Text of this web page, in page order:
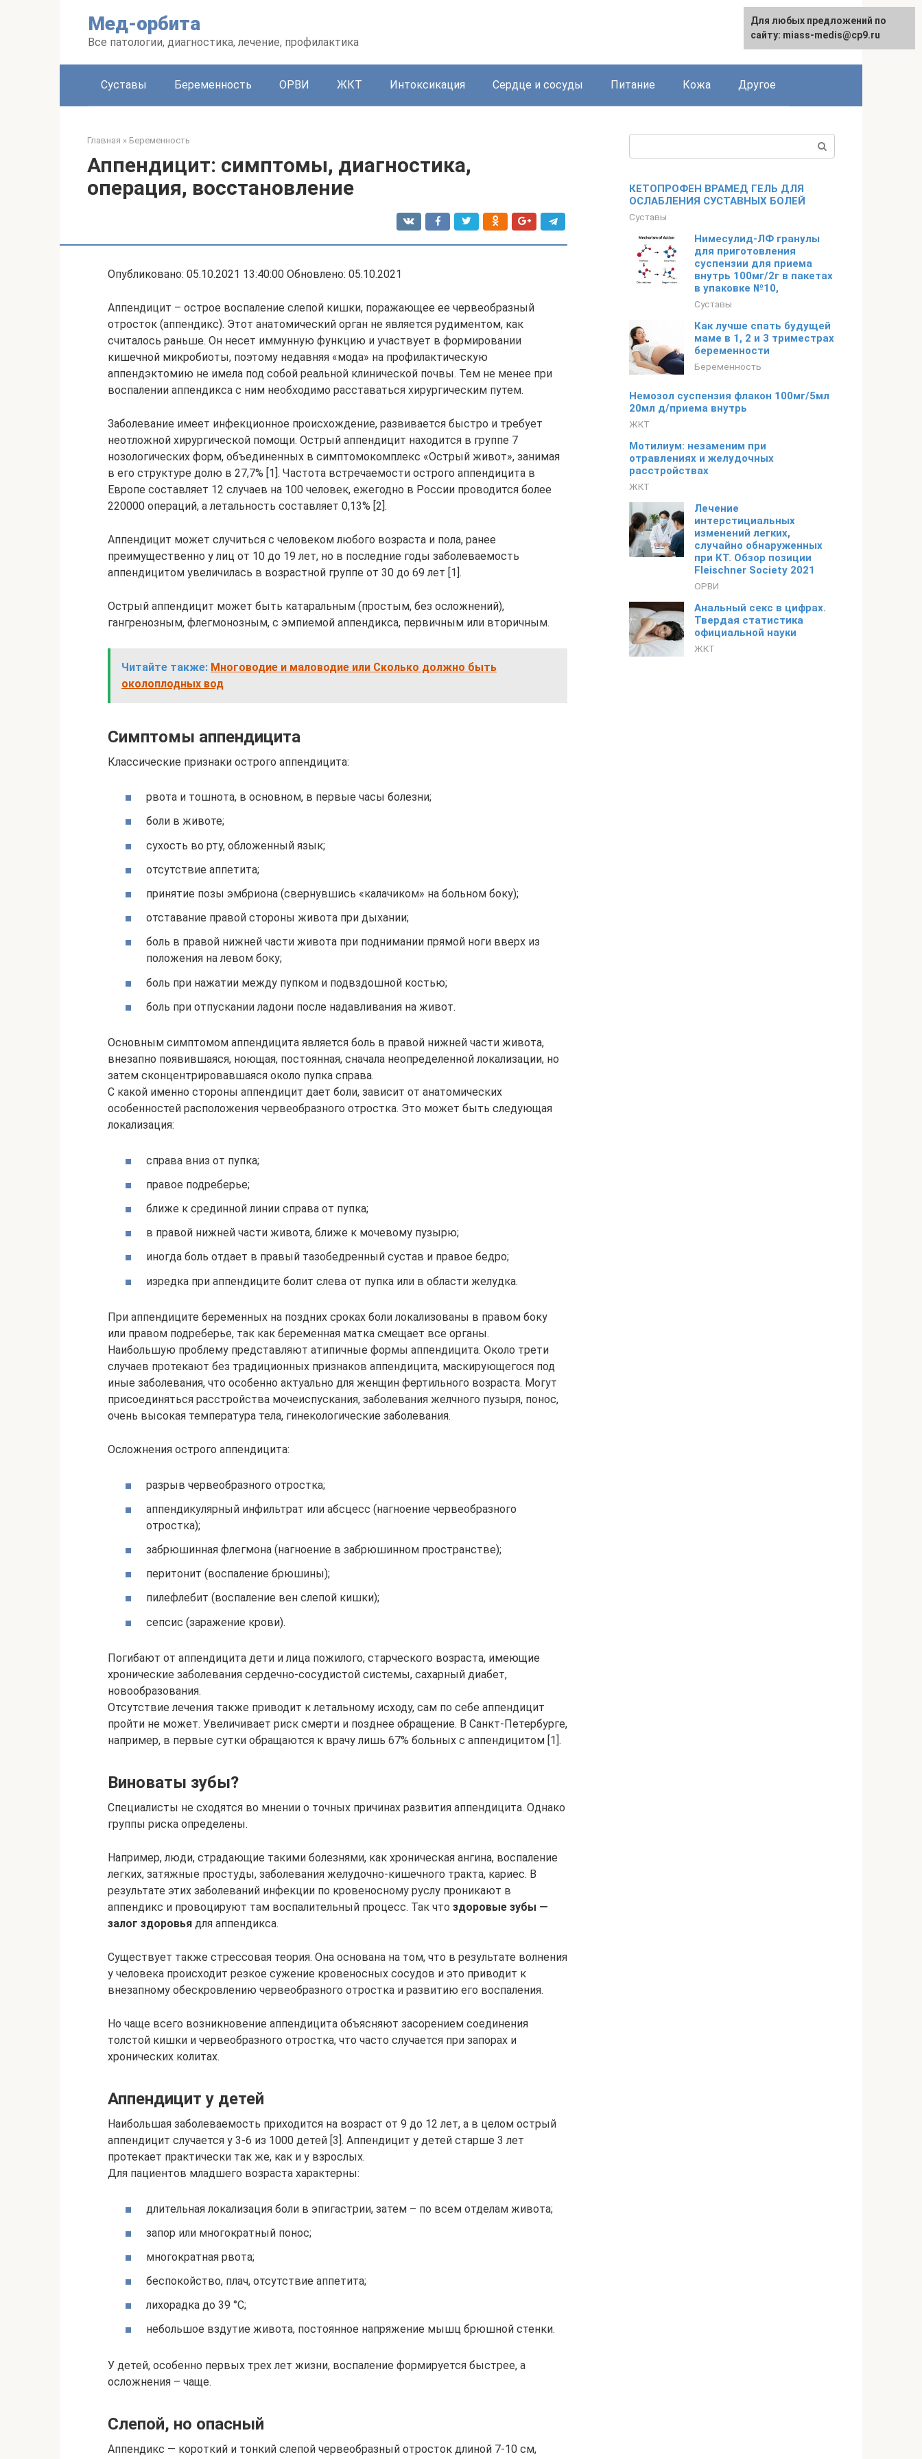
Мед-орбита
Все патологии, диагностика, лечение, профилактика
Суставы Беременность ОРВИ ЖКТ Интоксикация Сердце и сосуды Питание Кожа Другое
Главная » Беременность
Аппендицит: симптомы, диагностика,
операция, восстановление
Опубликовано: 05.10.2021 13:40:00 Обновлено: 05.10.2021
Аппендицит – острое воспаление слепой кишки, поражающее ее червеобразный
отросток (аппендикс). Этот анатомический орган не является рудиментом, как
считалось раньше. Он несет иммунную функцию и участвует в формировании
кишечной микробиоты, поэтому недавняя «мода» на профилактическую
аппендэктомию не имела под собой реальной клинической почвы. Тем не менее при
воспалении аппендикса с ним необходимо расставаться хирургическим путем.
Заболевание имеет инфекционное происхождение, развивается быстро и требует
неотложной хирургической помощи. Острый аппендицит находится в группе 7
нозологических форм, объединенных в симптомокомплекс «Острый живот», занимая
в его структуре долю в 27,7% [1]. Частота встречаемости острого аппендицита в
Европе составляет 12 случаев на 100 человек, ежегодно в России проводится более
220000 операций, а летальность составляет 0,13% [2].
Аппендицит может случиться с человеком любого возраста и пола, ранее
преимущественно у лиц от 10 до 19 лет, но в последние годы заболеваемость
аппендицитом увеличилась в возрастной группе от 30 до 69 лет [1].
Острый аппендицит может быть катаральным (простым, без осложнений),
гангренозным, флегмонозным, с эмпиемой аппендикса, первичным или вторичным.
Читайте также: Многоводие и маловодие или Сколько должно быть
околоплодных вод
Симптомы аппендицита
Классические признаки острого аппендицита:
рвота и тошнота, в основном, в первые часы болезни;
боли в животе;
сухость во рту, обложенный язык;
отсутствие аппетита;
принятие позы эмбриона (свернувшись «калачиком» на больном боку);
отставание правой стороны живота при дыхании;
боль в правой нижней части живота при поднимании прямой ноги вверх из
положения на левом боку;
боль при нажатии между пупком и подвздошной костью;
боль при отпускании ладони после надавливания на живот.
Основным симптомом аппендицита является боль в правой нижней части живота,
внезапно появившаяся, ноющая, постоянная, сначала неопределенной локализации, но
затем сконцентрировавшаяся около пупка справа.
С какой именно стороны аппендицит дает боли, зависит от анатомических
особенностей расположения червеобразного отростка. Это может быть следующая
локализация:
справа вниз от пупка;
правое подреберье;
ближе к срединной линии справа от пупка;
в правой нижней части живота, ближе к мочевому пузырю;
иногда боль отдает в правый тазобедренный сустав и правое бедро;
изредка при аппендиците болит слева от пупка или в области желудка.
При аппендиците беременных на поздних сроках боли локализованы в правом боку
или правом подреберье, так как беременная матка смещает все органы.
Наибольшую проблему представляют атипичные формы аппендицита. Около трети
случаев протекают без традиционных признаков аппендицита, маскирующегося под
иные заболевания, что особенно актуально для женщин фертильного возраста. Могут
присоединяться расстройства мочеиспускания, заболевания желчного пузыря, понос,
очень высокая температура тела, гинекологические заболевания.
Осложнения острого аппендицита:
разрыв червеобразного отростка;
аппендикулярный инфильтрат или абсцесс (нагноение червеобразного
отростка);
забрюшинная флегмона (нагноение в забрюшинном пространстве);
перитонит (воспаление брюшины);
пилефлебит (воспаление вен слепой кишки);
сепсис (заражение крови).
Погибают от аппендицита дети и лица пожилого, старческого возраста, имеющие
хронические заболевания сердечно-сосудистой системы, сахарный диабет,
новообразования.
Отсутствие лечения также приводит к летальному исходу, сам по себе аппендицит
пройти не может. Увеличивает риск смерти и позднее обращение. В Санкт-Петербурге,
например, в первые сутки обращаются к врачу лишь 67% больных с аппендицитом [1].
Виноваты зубы?
Специалисты не сходятся во мнении о точных причинах развития аппендицита. Однако
группы риска определены.
Например, люди, страдающие такими болезнями, как хроническая ангина, воспаление
легких, затяжные простуды, заболевания желудочно-кишечного тракта, кариес. В
результате этих заболеваний инфекции по кровеносному руслу проникают в
аппендикс и провоцируют там воспалительный процесс. Так что здоровые зубы —
залог здоровья для аппендикса.
Существует также стрессовая теория. Она основана на том, что в результате волнения
у человека происходит резкое сужение кровеносных сосудов и это приводит к
внезапному обескровлению червеобразного отростка и развитию его воспаления.
Но чаще всего возникновение аппендицита объясняют засорением соединения
толстой кишки и червеобразного отростка, что часто случается при запорах и
хронических колитах.
Аппендицит у детей
Наибольшая заболеваемость приходится на возраст от 9 до 12 лет, а в целом острый
аппендицит случается у 3-6 из 1000 детей [3]. Аппендицит у детей старше 3 лет
протекает практически так же, как и у взрослых.
Для пациентов младшего возраста характерны:
длительная локализация боли в эпигастрии, затем – по всем отделам живота;
запор или многократный понос;
многократная рвота;
беспокойство, плач, отсутствие аппетита;
лихорадка до 39 °С;
небольшое вздутие живота, постоянное напряжение мышц брюшной стенки.
У детей, особенно первых трех лет жизни, воспаление формируется быстрее, а
осложнения – чаще.
Слепой, но опасный
Аппендикс — короткий и тонкий слепой червеобразный отросток длиной 7-10 см,
КЕТОПРОФЕН ВРАМЕД ГЕЛЬ ДЛЯ
ОСЛАБЛЕНИЯ СУСТАВНЫХ БОЛЕЙ
Суставы
Нимесулид-ЛФ гранулы
для приготовления
суспензии для приема
внутрь 100мг/2г в пакетах
в упаковке №10,
Суставы
Как лучше спать будущей
маме в 1, 2 и 3 триместрах
беременности
Беременность
Немозол суспензия флакон 100мг/5мл
20мл д/приема внутрь
ЖКТ
Мотилиум: незаменим при
отравлениях и желудочных
расстройствах
ЖКТ
Лечение
интерстициальных
изменений легких,
случайно обнаруженных
при КТ. Обзор позиции
Fleischner Society 2021
ОРВИ
Анальный секс в цифрах.
Твердая статистика
официальной науки
ЖКТ
Для любых предложений по
сайту: miass-medis@cp9.ru